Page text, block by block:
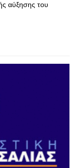
αύξησης του